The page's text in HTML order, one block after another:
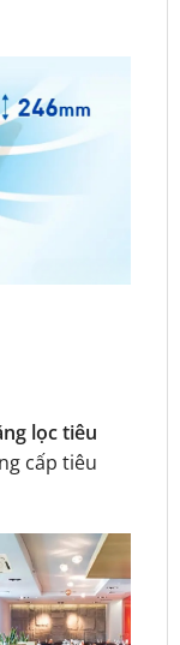
lọc tiêu
cấp tiêu